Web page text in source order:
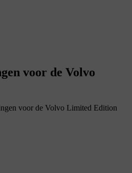
voor de Volvo
voor de Volvo Limited Edition